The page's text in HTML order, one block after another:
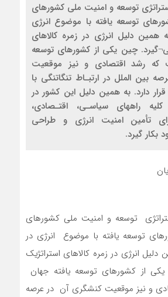
توسعه و امنیت ملی کشورهای
توسعه یافته با موضوع انرژی
همین دلیل انرژی در زمره کالاهای
چین یکی از کشورهای توسعه
که رشد اقتصادی و نیز موقعیت
بین الملل در ارتبـاط تنگاتنگی با
دارد. به همین دلیل این کشور در
راههای سیاسـی، اقتـصادی،
تأمین امنیت انرژی و طراحی
بکار گیرد.
توسعه و امنیت ملی کشورهای
توسعه یافته با موضوع انرژی در
انرژی در زمره کالاهای استراتژیک
از کشورهای توسعه یافته جهان
و نیز موقعیت کنشگری آن در عرصه